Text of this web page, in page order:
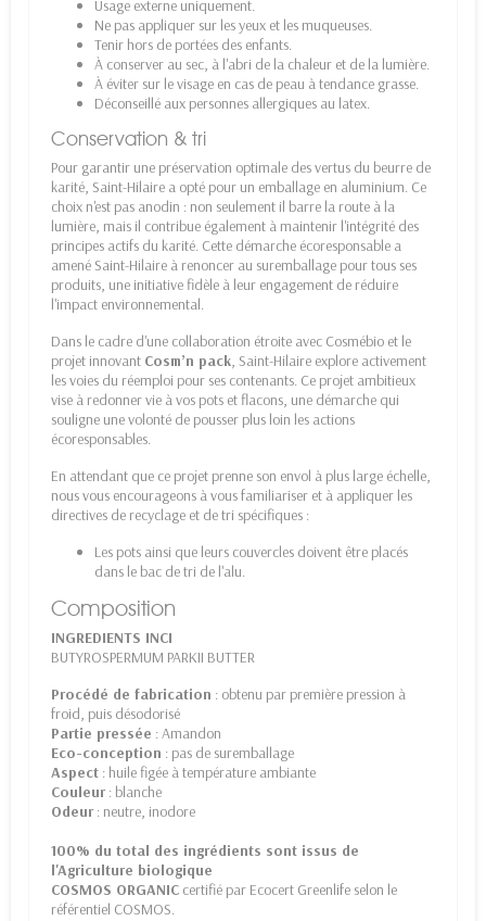
Usage externe uniquement.
Ne pas appliquer sur les yeux et les muqueuses.
Tenir hors de portées des enfants.
À conserver au sec, à l'abri de la chaleur et de la lumière.
À éviter sur le visage en cas de peau à tendance grasse.
Déconseillé aux personnes allergiques au latex.
Conservation & tri
Pour garantir une préservation optimale des vertus du beurre de
karité, Saint-Hilaire a opté pour un emballage en aluminium. Ce
choix n'est pas anodin : non seulement il barre la route à la
lumière, mais il contribue également à maintenir l'intégrité des
principes actifs du karité. Cette démarche écoresponsable a
amené Saint-Hilaire à renoncer au suremballage pour tous ses
produits, une initiative fidèle à leur engagement de réduire
l'impact environnemental.
Dans le cadre d'une collaboration étroite avec Cosmébio et le
projet innovant Cosm’n pack, Saint-Hilaire explore activement
les voies du réemploi pour ses contenants. Ce projet ambitieux
vise à redonner vie à vos pots et flacons, une démarche qui
souligne une volonté de pousser plus loin les actions
écoresponsables.
En attendant que ce projet prenne son envol à plus large échelle,
nous vous encourageons à vous familiariser et à appliquer les
directives de recyclage et de tri spécifiques :
Les pots ainsi que leurs couvercles doivent être placés
dans le bac de tri de l'alu.
Composition
INGREDIENTS INCI
BUTYROSPERMUM PARKII BUTTER
Procédé de fabrication : obtenu par première pression à
froid, puis désodorisé
Partie pressée : Amandon
Eco-conception : pas de suremballage
Aspect : huile figée à température ambiante
Couleur : blanche
Odeur : neutre, inodore
100% du total des ingrédients sont issus de
l'Agriculture biologique
COSMOS ORGANIC certifié par Ecocert Greenlife selon le
référentiel COSMOS.